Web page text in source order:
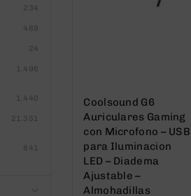
Coolsound G6
Auriculares Gaming
con Microfono – USB
para Iluminacion
LED – Diadema
Ajustable –
Almohadillas
234
489
24
1.496
1.440
21.351
841